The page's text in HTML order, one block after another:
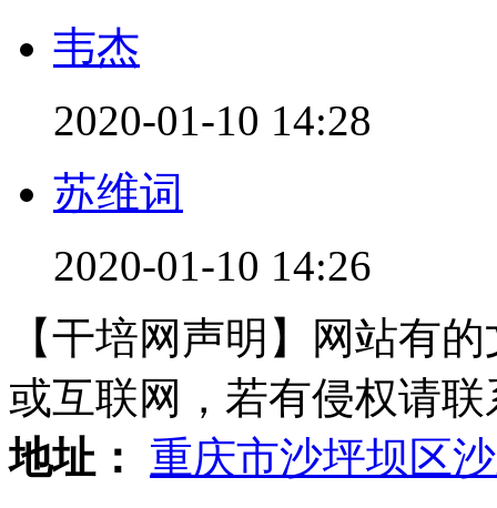
韦杰
2020-01-10 14:28
苏维词
2020-01-10 14:26
【干培网声明】网站有
或互联网，若有侵权请联
地址：
重庆市沙坪坝区